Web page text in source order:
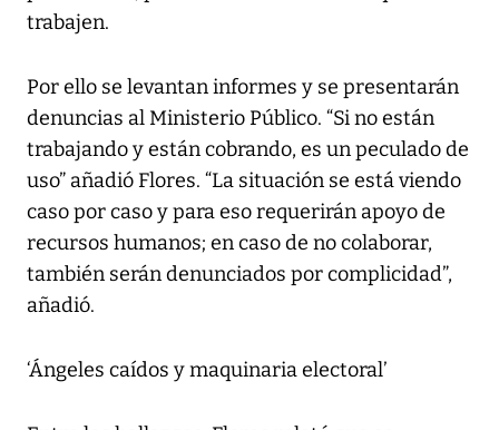
trabajen.
Por ello se levantan informes y se presentarán
denuncias al Ministerio Público. “Si no están
trabajando y están cobrando, es un peculado de
uso” añadió Flores. “La situación se está viendo
caso por caso y para eso requerirán apoyo de
recursos humanos; en caso de no colaborar,
también serán denunciados por complicidad”,
añadió.
‘Ángeles caídos y maquinaria electoral’